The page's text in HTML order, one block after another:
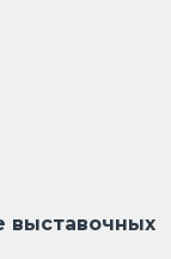
выставочных